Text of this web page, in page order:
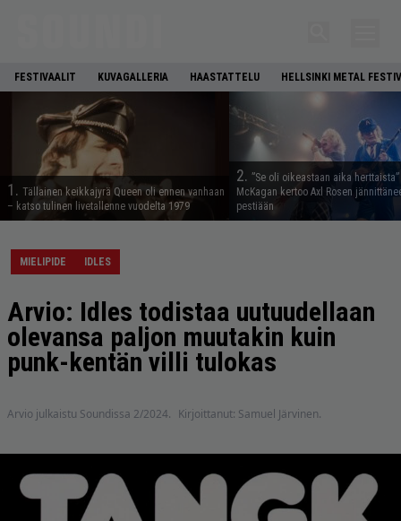
FESTIVAALIT KUVAGALLERIA HAASTATTELU HELLSINKI METAL
1. Tällainen keikkajyrä Queen oli ennen vanhaan
– katso tulinen livetallenne vuodelta 1979
2. ”Se oli oikeastaan aika
McKagan kertoo Axl Rosen
pestiään
MIELIPIDE IDLES
Arvio: Idles todistaa uutuudellaan
olevansa paljon muutakin kuin
punk-kentän villi tulokas
Arvio julkaistu Soundissa 2/2024. Kirjoittanut: Samuel Järvinen.